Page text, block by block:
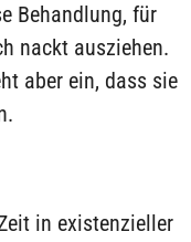
Behandlung, für
nackt ausziehen.
aber ein, dass sie
in existenzieller